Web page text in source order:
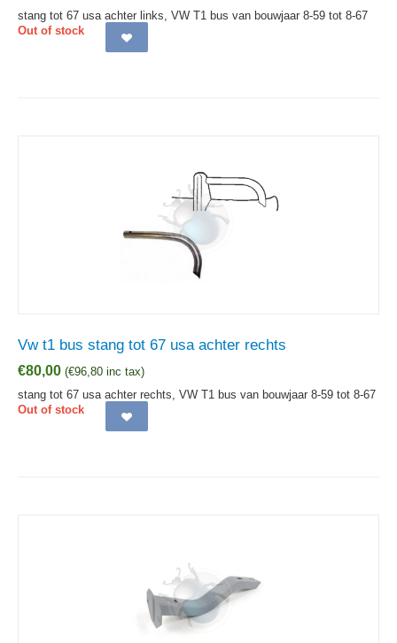
stang tot 67 usa achter links, VW T1 bus van bouwjaar 8-59 tot 8-67
Out of stock
Vw t1 bus stang tot 67 usa achter rechts
€80,00 (€96,80 inc tax)
stang tot 67 usa achter rechts, VW T1 bus van bouwjaar 8-59 tot 8-67
Out of stock